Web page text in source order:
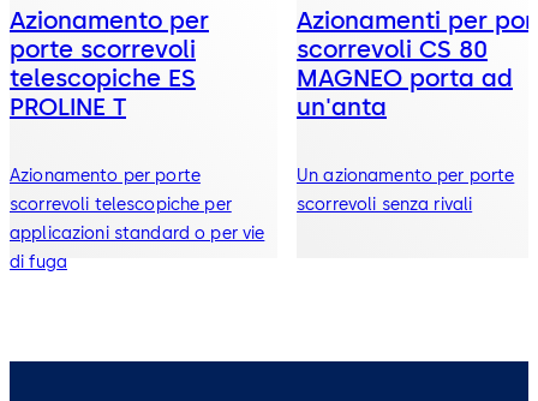
Azionamento per
porte scorrevoli
telescopiche ES
PROLINE T
Azionamento per porte
scorrevoli telescopiche per
applicazioni standard o per vie
di fuga
Azionamenti per
scorrevoli CS 80
MAGNEO porta ad
un'anta
Un azionamento per porte
scorrevoli senza rivali